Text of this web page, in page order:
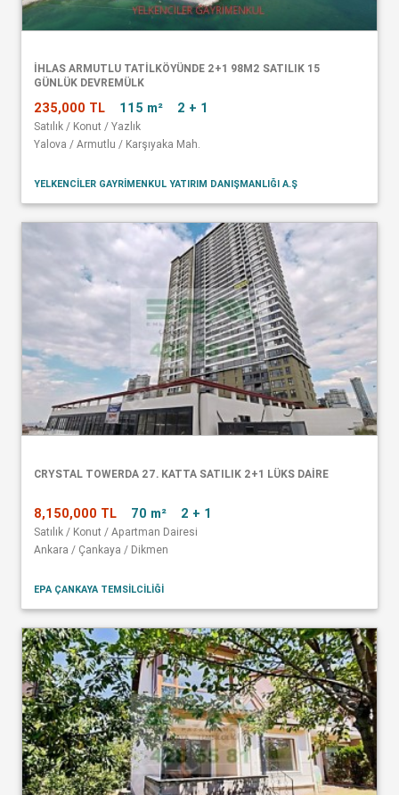
İHLAS ARMUTLU TATİLKÖYÜNDE 2+1 98M2 SATILIK 15
GÜNLÜK DEVREMÜLK
235,000 TL 115 m² 2 + 1
Satılık / Konut / Yazlık
Yalova / Armutlu / Karşıyaka Mah.
YELKENCİLER GAYRİMENKUL YATIRIM DANIŞMANLIĞI A.Ş
CRYSTAL TOWERDA 27. KATTA SATILIK 2+1 LÜKS DAİRE
8,150,000 TL 70 m² 2 + 1
Satılık / Konut / Apartman Dairesi
Ankara / Çankaya / Dikmen
EPA ÇANKAYA TEMSİLCİLİĞİ